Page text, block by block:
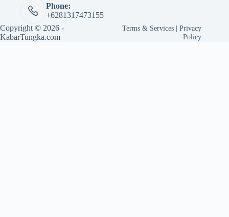
Phone:
+6281317473155
Copyright © 2026 -
KabarTungka.com
Terms & Services |Privacy
Policy